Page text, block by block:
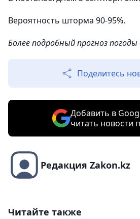
Вероятность шторма 90-95%.
Более подробный прогноз
Поделитесь
Добавить в
читать новости
Редакция Zakon.kz
Читайте также